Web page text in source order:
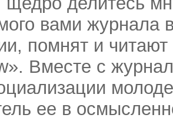
вами журнала
помнят и
Вместе с
ее в